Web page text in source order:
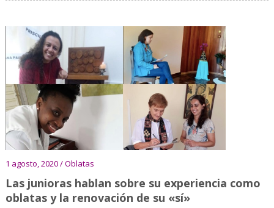
1 agosto, 2020 / Oblatas
Las junioras hablan sobre su experiencia como
oblatas y la renovación de su «sí»